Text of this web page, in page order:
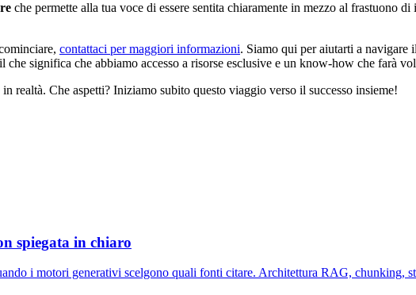
che permette alla tua voce di essere sentita chiaramente in mezzo al frastuono
contattaci per maggiori informazioni. Siamo qui per aiutarti a navigare
che significa che abbiamo accesso a risorse esclusive e un know-how che farà
realtà. Che aspetti? Iniziamo subito questo viaggio verso il successo insieme!
spiegata in chiaro
i motori generativi scelgono quali fonti citare. Architettura RAG, chunking,